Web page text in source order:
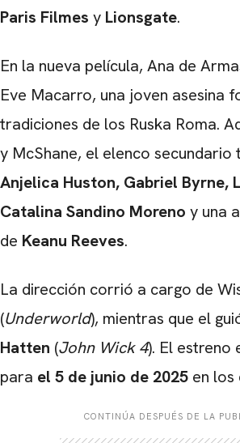
Paris Filmes y Lionsgate.
En la nueva película, Ana de
Eve Macarro, una joven asesina
tradiciones de los Ruska Roma.
y McShane, el elenco secundario
Anjelica Huston, Gabriel Byrne,
Catalina Sandino Moreno y una
de Keanu Reeves.
La dirección corrió a cargo de
(Underworld), mientras que el
Hatten (John Wick 4). El estreno
para el 5 de junio de 2025 en los
CONTINÚA DESPUÉS DE LA
CARREGANDO PUBLICIDADE